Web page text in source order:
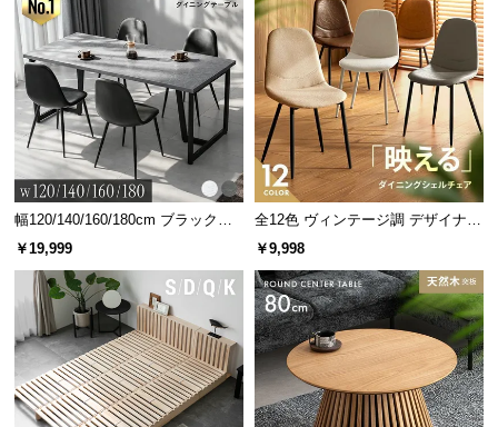
幅120/140/160/180cm ブラックフ
レーム ダイニング 大理石調 4人掛
￥19,999
全12色 ヴィンテージ調 デザイナー
ズシェルチェア
￥9,998